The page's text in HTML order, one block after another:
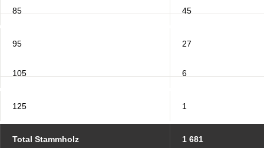
85 45
95 27
105 6
125 1
Total Stammholz 1 681